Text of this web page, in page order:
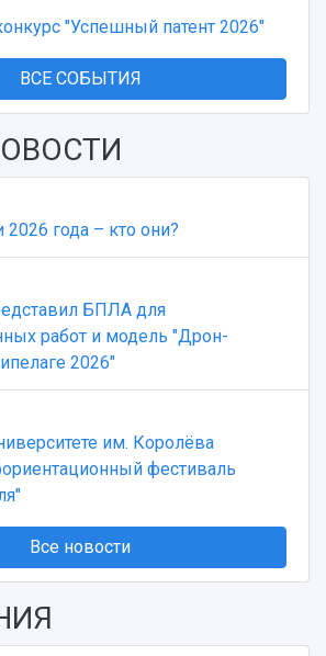
"Успешный патент 2026"
ВСЕ СОБЫТИЯ
года – кто они?
БПЛА для
работ и модель "Дрон-
2026"
им. Королёва
фестиваль
Все новости